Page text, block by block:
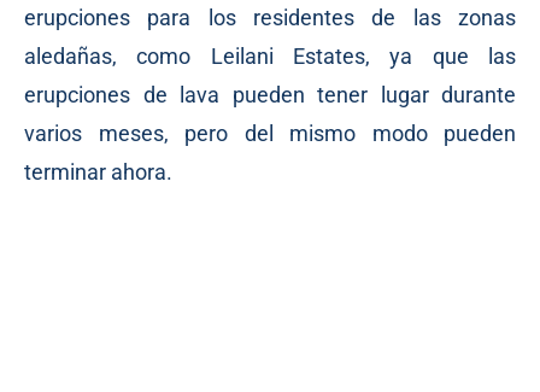
erupciones para los residentes de las zonas
aledañas, como Leilani Estates, ya que las
erupciones de lava pueden tener lugar durante
varios meses, pero del mismo modo pueden
terminar ahora.